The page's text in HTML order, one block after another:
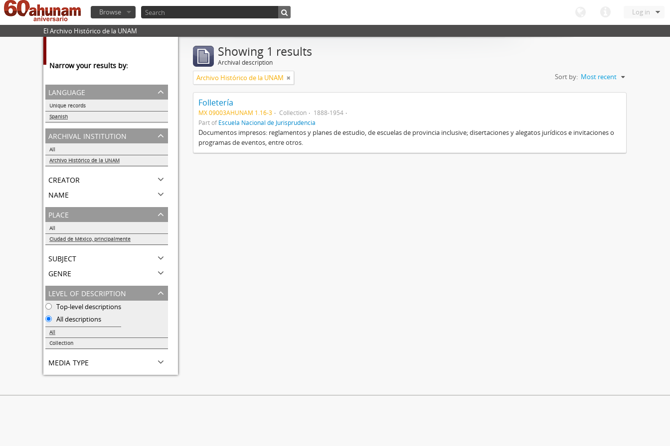
Log in
Browse
El Archivo Histórico de la UNAM
Narrow your results by:
language
Unique records
Spanish
1
archival institution
All
Archivo Histórico de la UNAM
creator
name
place
All
Ciudad de México, principalmente
subject
genre
level of description
Top-level descriptions
All descriptions
All
Collection
media type
Showing 1 results
Archival description
Archivo Histórico de la UNAM Sort by: Most recent
Folletería
MX 09003AHUNAM 1.16-3 Collection
1888-1954
Part ofEscuela Nacional de Jurisprudencia
Documentos impresos: reglamentos y planes de estudio, de escuelas de provincia inclusive; disertaciones y alegatos jurídicos e invitaciones o
programas de eventos, entre otros.